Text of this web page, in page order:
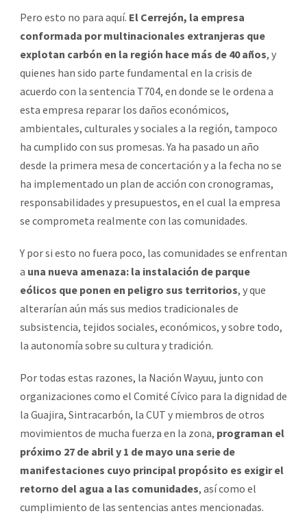
Pero esto no para aquí. El Cerrejón, la empresa
conformada por multinacionales extranjeras que
explotan carbón en la región hace más de 40 años, y
quienes han sido parte fundamental en la crisis de
acuerdo con la sentencia T704, en donde se le ordena a
esta empresa reparar los daños económicos,
ambientales, culturales y sociales a la región, tampoco
ha cumplido con sus promesas. Ya ha pasado un año
desde la primera mesa de concertación y a la fecha no se
ha implementado un plan de acción con cronogramas,
responsabilidades y presupuestos, en el cual la empresa
se comprometa realmente con las comunidades.
Y por si esto no fuera poco, las comunidades se enfrentan
a una nueva amenaza: la instalación de parque
eólicos que ponen en peligro sus territorios, y que
alterarían aún más sus medios tradicionales de
subsistencia, tejidos sociales, económicos, y sobre todo,
la autonomía sobre su cultura y tradición.
Por todas estas razones, la Nación Wayuu, junto con
organizaciones como el Comité Cívico para la dignidad de
la Guajira, Sintracarbón, la CUT y miembros de otros
movimientos de mucha fuerza en la zona, programan el
próximo 27 de abril y 1 de mayo una serie de
manifestaciones cuyo principal propósito es exigir el
retorno del agua a las comunidades, así como el
cumplimiento de las sentencias antes mencionadas.